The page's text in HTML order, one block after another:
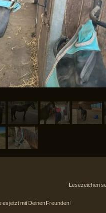
Lesezeichen
es jetzt mit Deinen Freunden!